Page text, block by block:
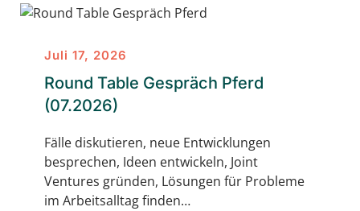
Juli 17, 2026
Round Table Gespräch Pferd
(07.2026)
Fälle diskutieren, neue Entwicklungen
besprechen, Ideen entwickeln, Joint
Ventures gründen, Lösungen für Probleme
im Arbeitsalltag finden…